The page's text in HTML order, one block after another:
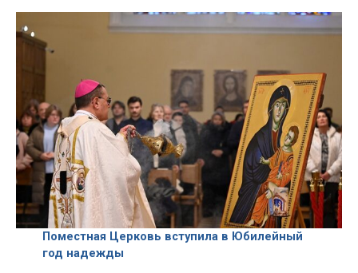
Поместная Церковь вступила в Юбилейный
год надежды